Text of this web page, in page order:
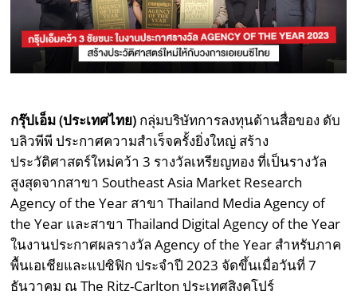
กรุ๊ปเอ็ม (ประเทศไทย) กลุ่มบริษัทการลงทุนด้านสื่อของ ดับ
บลิวพีพี ประกาศความสำเร็จครั้งยิ่งใหญ่ สร้าง
ประวัติศาสตร์ใหม่คว้า 3 รางวัลเหรียญทอง ที่เป็นรางวัล
สูงสุดจากสาขา Southeast Asia Market Research
Agency of the Year สาขา Thailand Media Agency of
the Year และสาขา Thailand Digital Agency of the Year
ในงานประกาศผลรางวัล Agency of the Year สำหรับภาค
พื้นเอเชียและแปซิฟิก ประจำปี 2023 จัดขึ้นเมื่อวันที่ 7
ธันวาคม ณ The Ritz-Carlton ประเทศสิงคโปร์